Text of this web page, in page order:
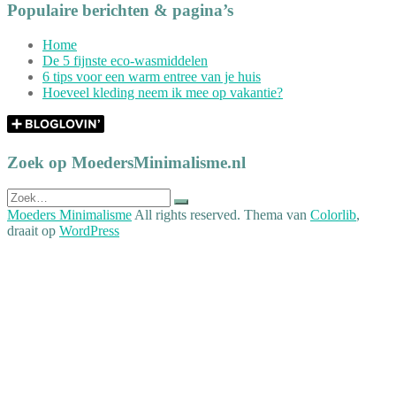
Populaire berichten & pagina’s
Home
De 5 fijnste eco-wasmiddelen
6 tips voor een warm entree van je huis
Hoeveel kleding neem ik mee op vakantie?
Zoek op MoedersMinimalisme.nl
Zoek
naar:
Moeders MinimalismeAll rights reserved. Thema van Colorlib,
draait op WordPress